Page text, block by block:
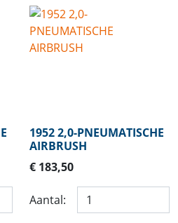
1952 2,0-PNEUMATISCHE
AIRBRUSH
€ 183,50
Aantal: